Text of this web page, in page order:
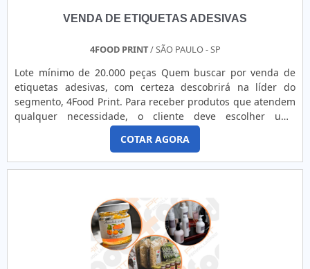
VENDA DE ETIQUETAS ADESIVAS
4FOOD PRINT/ SÃO PAULO - SP
Lote mínimo de 20.000 peças Quem buscar por venda de
etiquetas adesivas, com certeza descobrirá na líder do
segmento, 4Food Print. Para receber produtos que atendem
qualquer necessidade, o cliente deve escolher uma
organização que se destaque por um bom suporte pré-
venda e tenha ampla experiência no ramo.Quando a
temática é venda de etiquetas adesivas, com a melhor mão
de obra da 4Food Print o cliente obterá assertividade e
COTAR AGORA